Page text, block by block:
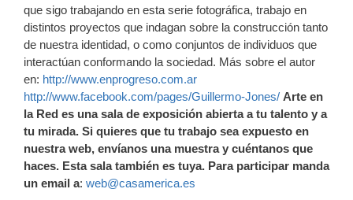
que sigo trabajando en esta serie fotográfica, trabajo en
distintos proyectos que indagan sobre la construcción tanto
de nuestra identidad, o como conjuntos de individuos que
interactúan conformando la sociedad. Más sobre el autor
en: http://www.enprogreso.com.ar
http://www.facebook.com/pages/Guillermo-Jones/ Arte en
la Red es una sala de exposición abierta a tu talento y a
tu mirada. Si quieres que tu trabajo sea expuesto en
nuestra web, envíanos una muestra y cuéntanos que
haces. Esta sala también es tuya. Para participar manda
un email a: web@casamerica.es